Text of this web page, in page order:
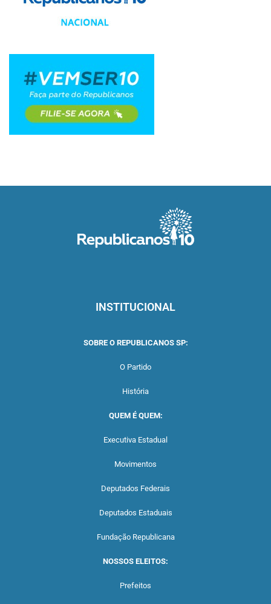
INSTITUCIONAL
SOBRE O REPUBLICANOS SP:
O Partido
História
QUEM É QUEM:
Executiva Estadual
Movimentos
Deputados Federais
Deputados Estaduais
Fundação Republicana
NOSSOS ELEITOS:
Prefeitos